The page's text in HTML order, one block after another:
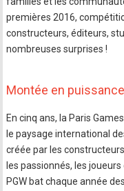
premières 2016,
constructeurs, éditeurs,
nombreuses surprises !
Montée en puissance
En cinq ans, la Paris
le paysage international
créée par les
les passionnés, les
PGW bat chaque année